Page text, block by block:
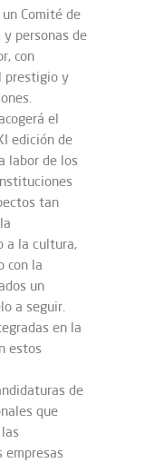
Comité de
personas de
con
prestigio y
el
edición de
labor de los
tan
a la cultura,
con la
un
a seguir.
en la
estos
de
que
empresas